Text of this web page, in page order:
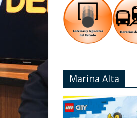
Marina Alta